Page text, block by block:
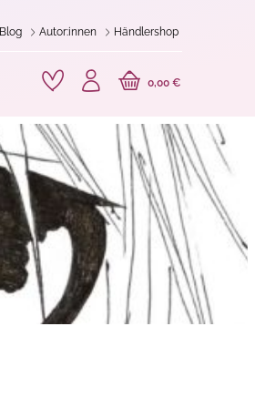
Blog Autor:innen Händlershop
0,00 €